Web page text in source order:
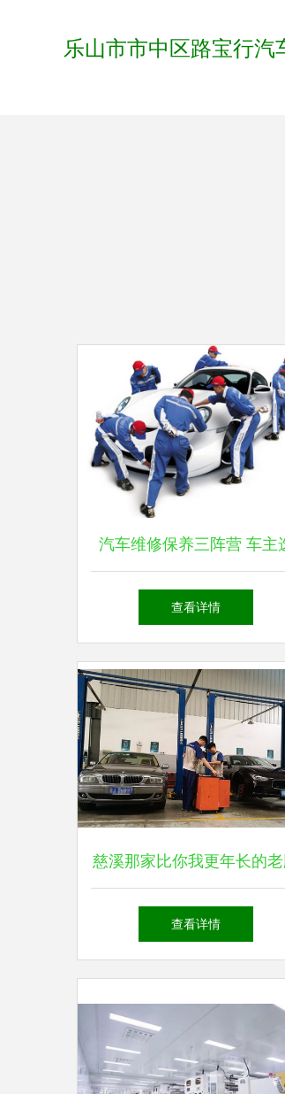
乐山市市中区路宝行汽
汽车维修保养三阵营 车主
择指南与避坑要点
查看详情
慈溪那家比你我更年长的
汽修厂
查看详情